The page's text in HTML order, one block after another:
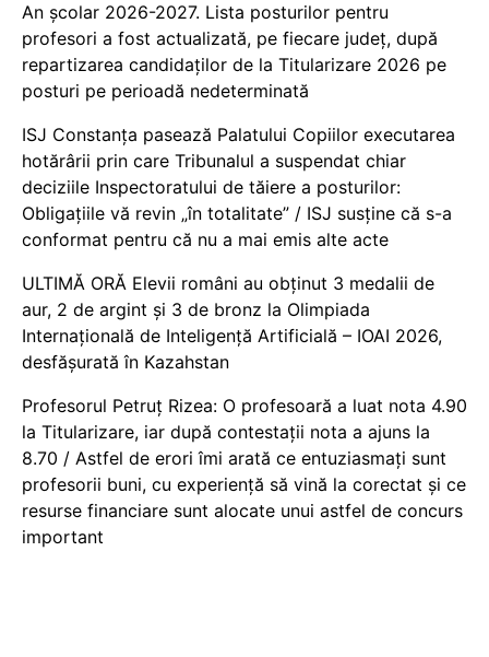
An școlar 2026-2027. Lista posturilor pentru
profesori a fost actualizată, pe fiecare județ, după
repartizarea candidaților de la Titularizare 2026 pe
posturi pe perioadă nedeterminată
ISJ Constanța pasează Palatului Copiilor executarea
hotărârii prin care Tribunalul a suspendat chiar
deciziile Inspectoratului de tăiere a posturilor:
Obligațiile vă revin „în totalitate” / ISJ susține că s-a
conformat pentru că nu a mai emis alte acte
ULTIMĂ ORĂ Elevii români au obținut 3 medalii de
aur, 2 de argint și 3 de bronz la Olimpiada
Internațională de Inteligență Artificială – IOAI 2026,
desfășurată în Kazahstan
Profesorul Petruț Rizea: O profesoară a luat nota 4.90
la Titularizare, iar după contestații nota a ajuns la
8.70 / Astfel de erori îmi arată ce entuziasmați sunt
profesorii buni, cu experiență să vină la corectat și ce
resurse financiare sunt alocate unui astfel de concurs
important